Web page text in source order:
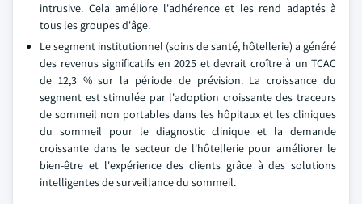
intrusive. Cela améliore l'adhérence et les rend adaptés à
tous les groupes d'âge.
Le segment institutionnel (soins de santé, hôtellerie) a généré
des revenus significatifs en 2025 et devrait croître à un TCAC
de 12,3 % sur la période de prévision. La croissance du
segment est stimulée par l'adoption croissante des traceurs
de sommeil non portables dans les hôpitaux et les cliniques
du sommeil pour le diagnostic clinique et la demande
croissante dans le secteur de l'hôtellerie pour améliorer le
bien-être et l'expérience des clients grâce à des solutions
intelligentes de surveillance du sommeil.